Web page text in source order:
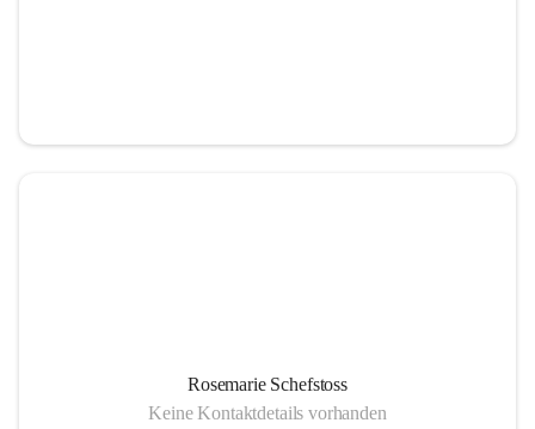
Rosemarie Schefstoss
Keine Kontaktdetails vorhanden